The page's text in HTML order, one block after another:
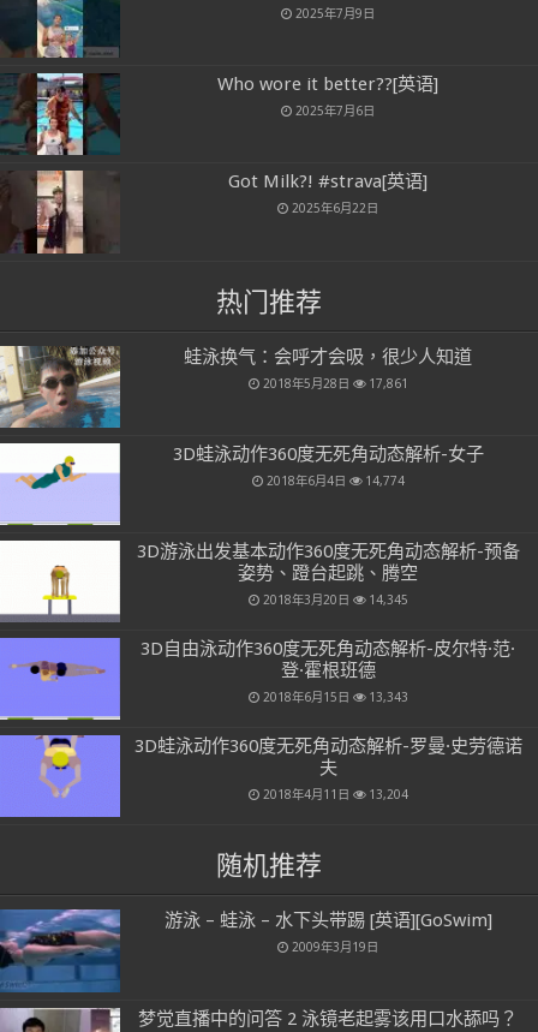
2025年7月9日
Who wore it better??[英语]
2025年7月6日
Got Milk?! #strava[英语]
2025年6月22日
热门推荐
蛙泳换气：会呼才会吸，很少人知道
2018年5月28日 17,861
3D蛙泳动作360度无死角动态解析-女子
2018年6月4日 14,774
3D游泳出发基本动作360度无死角动态解析-预备
姿势、蹬台起跳、腾空
2018年3月20日 14,345
3D自由泳动作360度无死角动态解析-皮尔特·范·
登·霍根班德
2018年6月15日 13,343
3D蛙泳动作360度无死角动态解析-罗曼·史劳德诺
夫
2018年4月11日 13,204
随机推荐
游泳 – 蛙泳 – 水下头带踢 [英语][GoSwim]
2009年3月19日
梦觉直播中的问答 2 泳镜老起雾该用口水舔吗？